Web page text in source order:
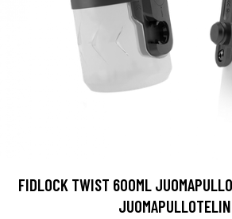
FIDLOCK TWIST 600ML